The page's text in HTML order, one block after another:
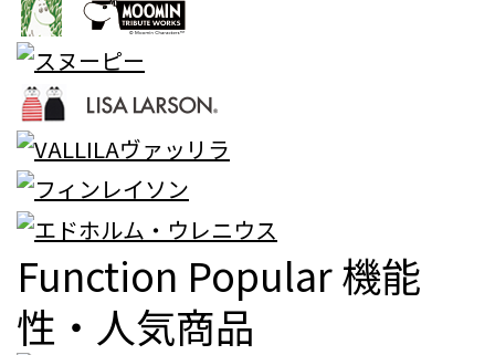
Function Popular機能
性・人気商品